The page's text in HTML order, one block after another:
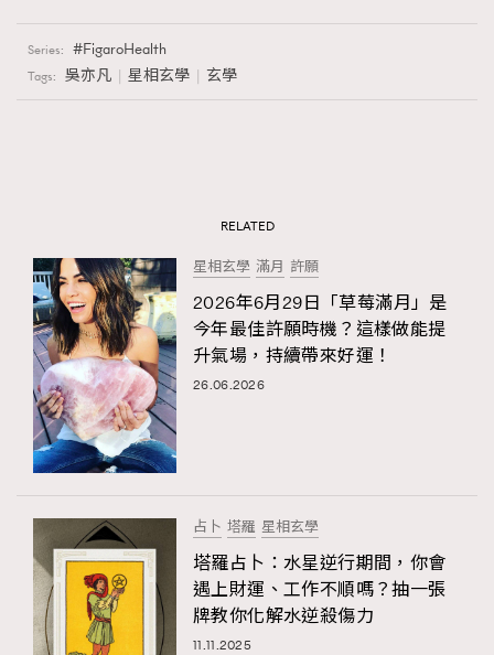
AFrenchMind
EmpowerF
FashionWeek
Series: FigaroHealth
Tags: 吳亦凡 星相玄學 玄學
RELATED
星相玄學 滿月 許願
2026年6月29日「草莓滿月」是
今年最佳許願時機？這樣做能提
升氣場，持續帶來好運！
26.06.2026
占卜 塔羅 星相玄學
塔羅占卜：水星逆行期間，你會
遇上財運、工作不順嗎？抽一張
牌教你化解水逆殺傷力
11.11.2025